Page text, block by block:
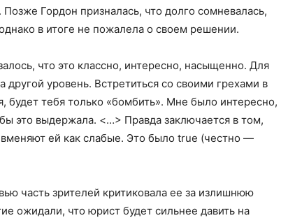
Гордон призналась, что долго сомневалась,
в итоге не пожалела о своем решении.
что это классно, интересно, насыщенно. Для
другой уровень. Встретиться со своими грехами в
будет тебя только «бомбить». Мне было интересно,
это выдержала. <…> Правда заключается в том,
ей как слабые. Это было true (честно —
часть зрителей критиковала ее за излишнюю
ожидали, что юрист будет сильнее давить на